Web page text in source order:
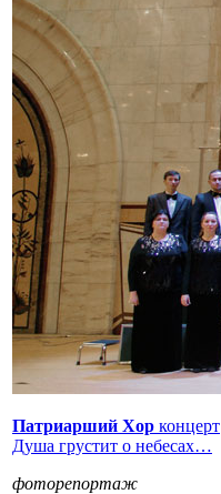
Патриарший Хор концерт
Душа грустит о небесах…
фоторепортаж